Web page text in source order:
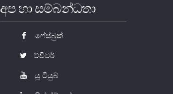
අප හා සම්බන්ධතා
ෆේස්බුක්
ට්විටර්
යූ ටියුබ්